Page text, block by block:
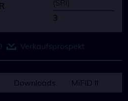
(SRI)
3
Verkaufsprospekt
Downloads MiFID II